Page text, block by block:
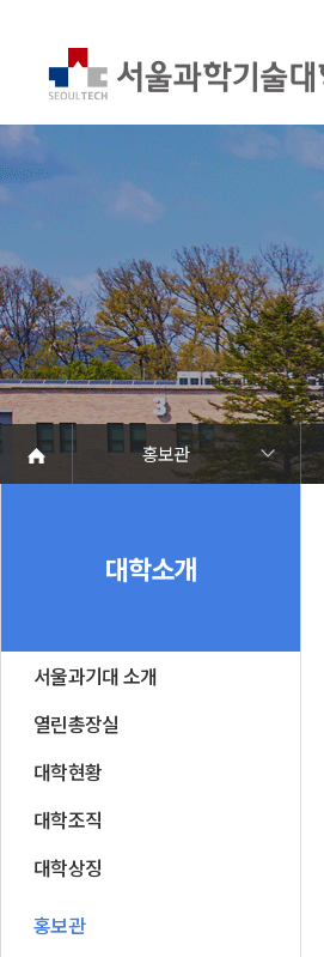
홍보관
서울과기대 소개
열린총장실
대학현황
대학조직
대학상징
홍보관
캠퍼스 안내
학칙 및 규정
대학소개
서울과기대 소개
열린총장실
대학현황
대학조직
대학상징
홍보관